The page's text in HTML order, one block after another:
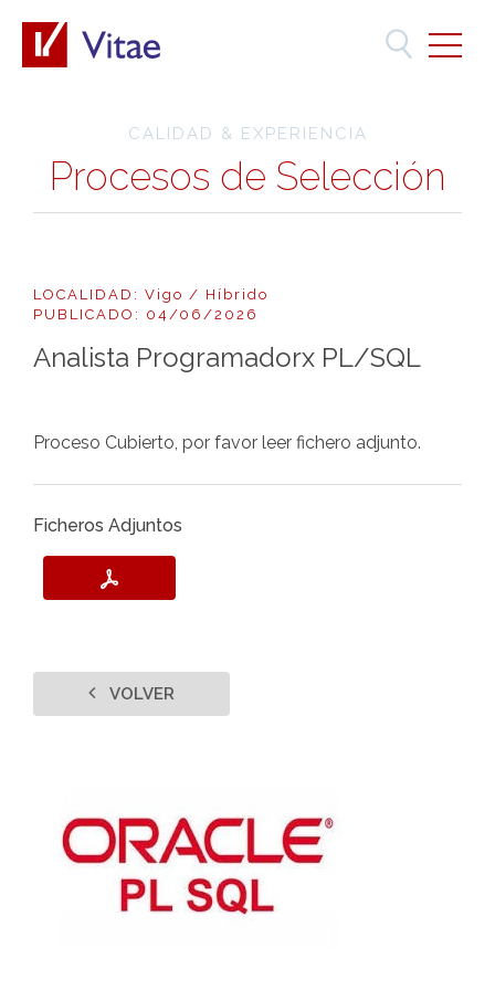
CALIDAD & EXPERIENCIA
Procesos de Selección
LOCALIDAD: Vigo / Híbrido
PUBLICADO: 04/06/2026
Analista Programadorx PL/SQL
Proceso Cubierto, por favor leer fichero adjunto.
Ficheros Adjuntos
VOLVER